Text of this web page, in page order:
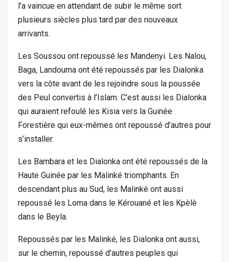
l’a vaincue en attendant de subir le même sort
plusieurs siècles plus tard par des nouveaux
arrivants.
Les Soussou ont repoussé les Mandenyi. Les Nalou,
Baga, Landouma ont été repoussés par les Dialonka
vers la côte avant de les rejoindre sous la poussée
des Peul convertis à l’Islam. C’est aussi les Dialonka
qui auraient refoulé les Kisia vers la Guinée
Forestière qui eux-mêmes ont repoussé d’autres pour
s’installer.
Les Bambara et les Dialonka ont été repoussés de la
Haute Guinée par les Malinké triomphants. En
descendant plus au Sud, les Malinké ont aussi
repoussé les Loma dans le Kérouané et les Kpèlè
dans le Beyla.
Repoussés par les Malinké, les Dialonka ont aussi,
sur le chemin, repoussé d’autres peuples qui